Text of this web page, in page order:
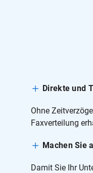
Direkte und
Ohne
Faxverteilung
Machen Sie
Damit Sie Ihr